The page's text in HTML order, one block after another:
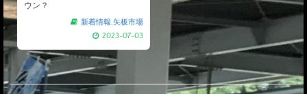
ウン？
新着情報,矢板市場
2023-07-03